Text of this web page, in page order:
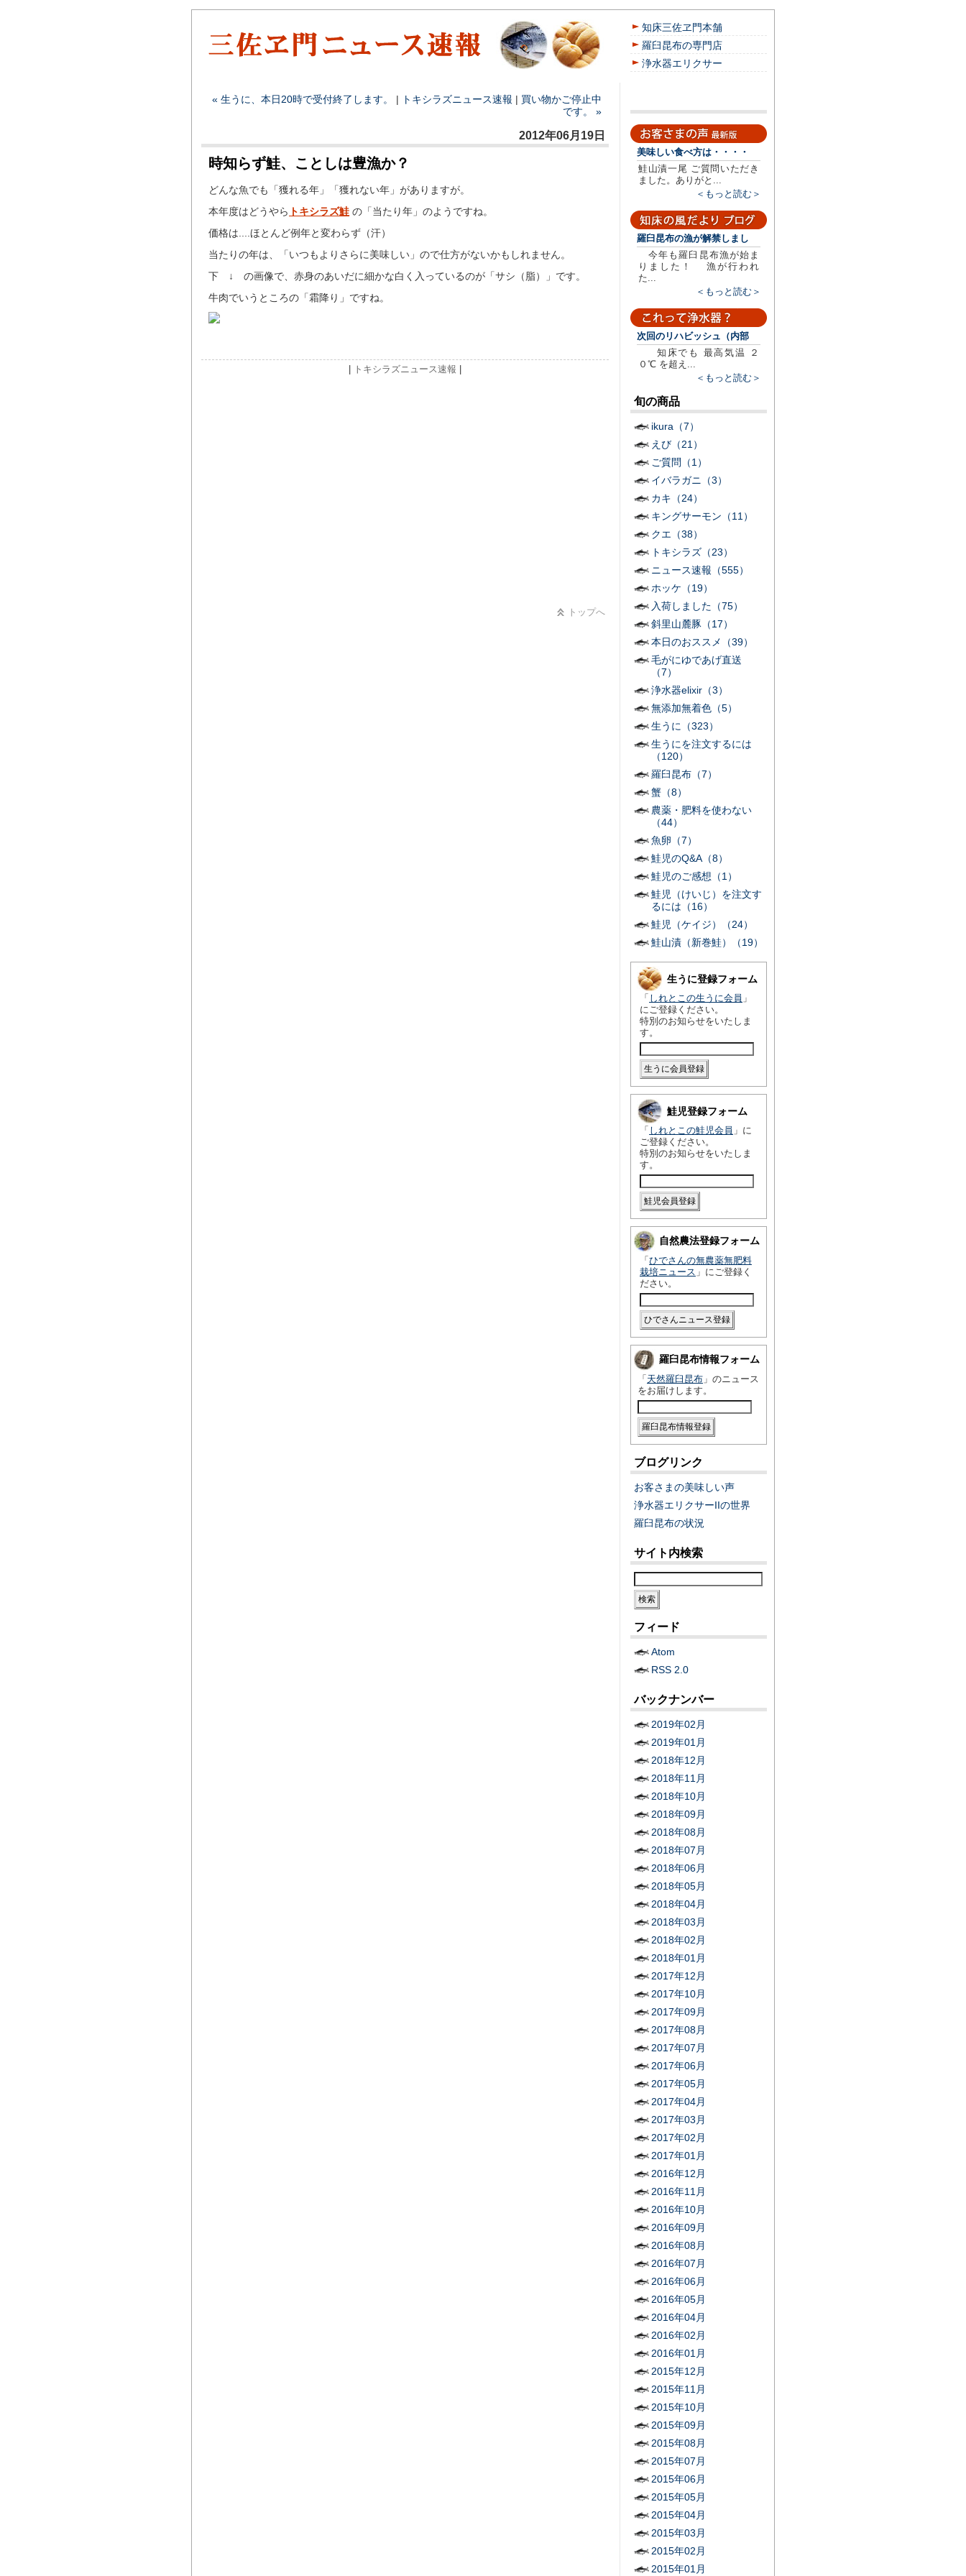
知床三佐ヱ門本舗
羅臼昆布の専門店
浄水器エリクサー
« 生うに、本日20時で受付終了します。 | トキシラズニュース速報 | 買い物かご停止中
です。 »
2012年06月19日
時知らず鮭、ことしは豊漁か？
どんな魚でも「獲れる年」「獲れない年」がありますが。
本年度はどうやら トキシラズ鮭 の「当たり年」のようですね。
価格は....ほとんど例年と変わらず（汗）
当たりの年は、「いつもよりさらに美味しい」ので仕方がないかもしれません。
下 ↓ の画像で、赤身のあいだに細かな白く入っているのが「サシ（脂）」です。
牛肉でいうところの「霜降り」ですね。
トキシラズニュース速報
トップへ
美味しい食べ方は・・・・
鮭山漬一尾 ご質問いただき
ました。ありがと...
＜もっと読む＞
羅臼昆布の漁が解禁しまし
今年も羅臼昆布漁が始ま
りました！ 漁が行われ
た...
＜もっと読む＞
次回のリハビッシュ（内部
知床でも 最高気温 ２
０℃ を超え...
＜もっと読む＞
旬の商品
ikura（7）
えび（21）
ご質問（1）
イバラガニ（3）
カキ（24）
キングサーモン（11）
クエ（38）
トキシラズ（23）
ニュース速報（555）
ホッケ（19）
入荷しました（75）
斜里山麓豚（17）
本日のおススメ（39）
毛がにゆであげ直送
（7）
浄水器elixir（3）
無添加無着色（5）
生うに（323）
生うにを注文するには
（120）
羅臼昆布（7）
蟹（8）
農薬・肥料を使わない
（44）
魚卵（7）
鮭児のQ&A（8）
鮭児のご感想（1）
鮭児（けいじ）を注文す
るには（16）
鮭児（ケイジ）（24）
鮭山漬（新巻鮭）（19）
生うに登録フォーム
「 しれとこの生うに会員 」
にご登録ください。
特別のお知らせをいたしま
す。
鮭児登録フォーム
「 しれとこの鮭児会員 」に
ご登録ください。
特別のお知らせをいたしま
す。
自然農法登録フォーム
「 ひでさんの無農薬無肥料
栽培ニュース 」にご登録く
ださい。
羅臼昆布情報フォーム
「 天然羅臼昆布 」のニュース
をお届けします。
ブログリンク
お客さまの美味しい声
浄水器エリクサーIIの世界
羅臼昆布の状況
サイト内検索
フィード
Atom
RSS 2.0
バックナンバー
2019年02月
2019年01月
2018年12月
2018年11月
2018年10月
2018年09月
2018年08月
2018年07月
2018年06月
2018年05月
2018年04月
2018年03月
2018年02月
2018年01月
2017年12月
2017年10月
2017年09月
2017年08月
2017年07月
2017年06月
2017年05月
2017年04月
2017年03月
2017年02月
2017年01月
2016年12月
2016年11月
2016年10月
2016年09月
2016年08月
2016年07月
2016年06月
2016年05月
2016年04月
2016年02月
2016年01月
2015年12月
2015年11月
2015年10月
2015年09月
2015年08月
2015年07月
2015年06月
2015年05月
2015年04月
2015年03月
2015年02月
2015年01月